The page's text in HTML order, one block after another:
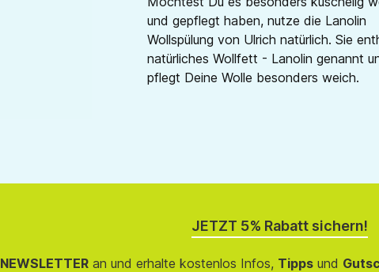
und gepflegt haben, nutze die Lanolin
Wollspülung von Ulrich natürlich. Sie
natürliches Wollfett - Lanolin genannt
pflegt Deine Wolle besonders weich.
JETZT 5% Rabatt sichern!
NEWSLETTERan und erhalte kostenlos Infos, Tippsund